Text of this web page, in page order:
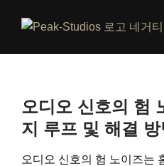
오디오 신호의 험
지 루프 및 해결 방
오디오 신호의 험 노이즈는